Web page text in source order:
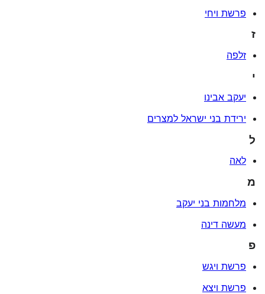
פרשת ויחי
ז
זלפה
י
יעקב אבינו
ירידת בני ישראל למצרים
ל
לאה
מ
מלחמות בני יעקב
מעשה דינה
פ
פרשת ויגש
פרשת ויצא